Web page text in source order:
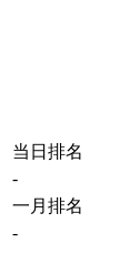
当日排名
-
一月排名
-